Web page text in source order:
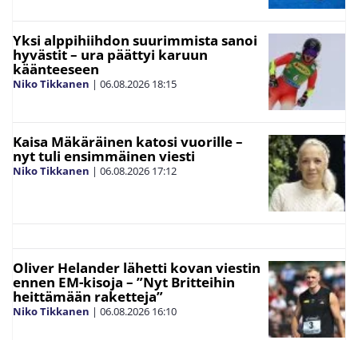
Yksi alppihiihdon suurimmista sanoi
hyvästit – ura päättyi karuun
käänteeseen
Niko Tikkanen | 06.08.2026 18:15
Kaisa Mäkäräinen katosi vuorille –
nyt tuli ensimmäinen viesti
Niko Tikkanen | 06.08.2026 17:12
Oliver Helander lähetti kovan viestin
ennen EM-kisoja – ”Nyt Britteihin
heittämään raketteja”
Niko Tikkanen | 06.08.2026 16:10